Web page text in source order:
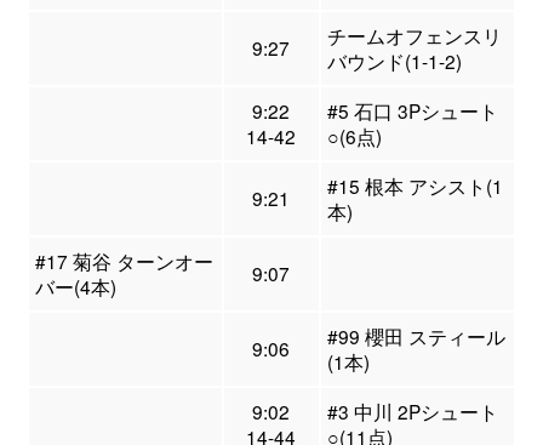
9:27
チームオフェンスリ
バウンド(1-1-2)
9:22
14-42
#5 石口 3Pシュート
○(6点)
9:21
#15 根本 アシスト(1
本)
#17 菊谷 ターンオー
バー(4本)
9:07
9:06
#99 櫻田 スティール
(1本)
9:02
14-44
#3 中川 2Pシュート
○(11点)